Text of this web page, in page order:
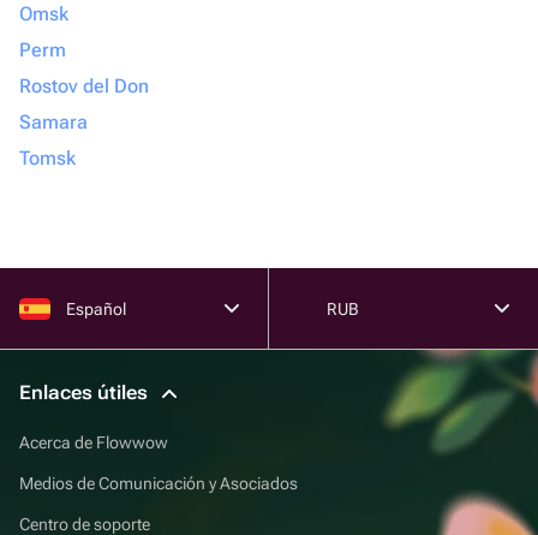
Omsk
Perm
Rostov del Don
Samara
Tomsk
Español RUB
Enlaces útiles
Acerca de Flowwow
Medios de Comunicación y Asociados
Centro de soporte